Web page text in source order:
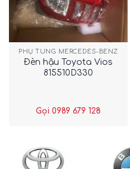
PHỤ TÙNG MERCEDES-BENZ
Đèn hậu Toyota Vios
815510D330
Gọi 0989 679 128